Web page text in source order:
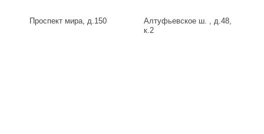
Проспект мира, д.150
Алтуфьевское ш. , д.48,
к.2